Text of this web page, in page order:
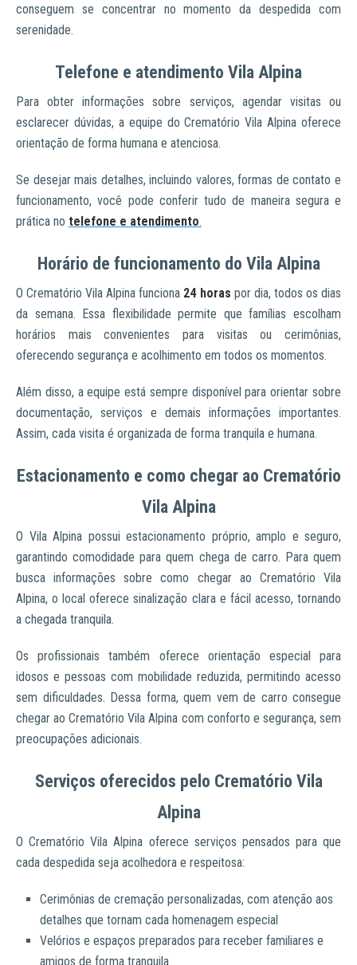
conseguem se concentrar no momento da despedida com
serenidade.
Telefone e atendimento Vila Alpina
Para obter informações sobre serviços, agendar visitas ou
esclarecer dúvidas, a equipe do Crematório Vila Alpina oferece
orientação de forma humana e atenciosa.
Se desejar mais detalhes, incluindo valores, formas de contato e
funcionamento, você pode conferir tudo de maneira segura e
prática no telefone e atendimento.
Horário de funcionamento do Vila Alpina
O Crematório Vila Alpina funciona 24 horas por dia, todos os dias
da semana. Essa flexibilidade permite que famílias escolham
horários mais convenientes para visitas ou cerimônias,
oferecendo segurança e acolhimento em todos os momentos.
Além disso, a equipe está sempre disponível para orientar sobre
documentação, serviços e demais informações importantes.
Assim, cada visita é organizada de forma tranquila e humana.
Estacionamento e como chegar ao Crematório
Vila Alpina
O Vila Alpina possui estacionamento próprio, amplo e seguro,
garantindo comodidade para quem chega de carro. Para quem
busca informações sobre como chegar ao Crematório Vila
Alpina, o local oferece sinalização clara e fácil acesso, tornando
a chegada tranquila.
Os profissionais também oferece orientação especial para
idosos e pessoas com mobilidade reduzida, permitindo acesso
sem dificuldades. Dessa forma, quem vem de carro consegue
chegar ao Crematório Vila Alpina com conforto e segurança, sem
preocupações adicionais.
Serviços oferecidos pelo Crematório Vila
Alpina
O Crematório Vila Alpina oferece serviços pensados para que
cada despedida seja acolhedora e respeitosa:
Cerimônias de cremação personalizadas, com atenção aos
detalhes que tornam cada homenagem especial
Velórios e espaços preparados para receber familiares e
amigos de forma tranquila